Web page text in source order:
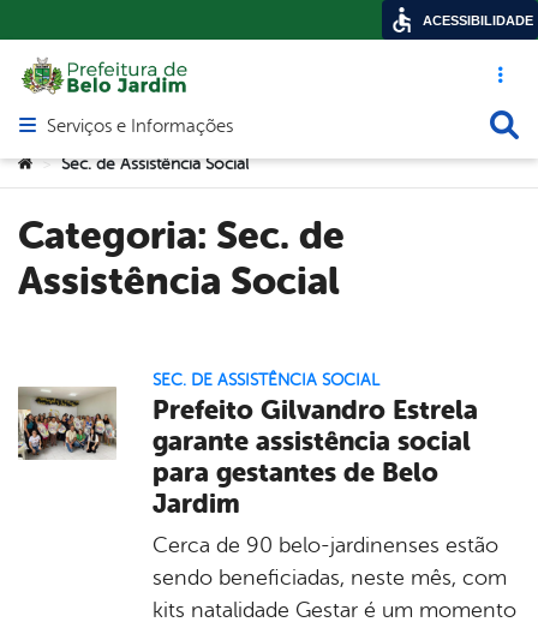
Acesso
Abrir menu principal de navegação
Serviços e Informações
Você está aqui:
> Sec. de Assistência Social
Categoria: Sec. de
Assistência Social
SEC. DE ASSISTÊNCIA SOCIAL
Prefeito Gilvandro Estrela
garante assistência social
para gestantes de Belo
Jardim
Cerca de 90 belo-jardinenses estão
sendo beneficiadas, neste mês, com
kits natalidade Gestar é um momento
ACESSIBILIDADE